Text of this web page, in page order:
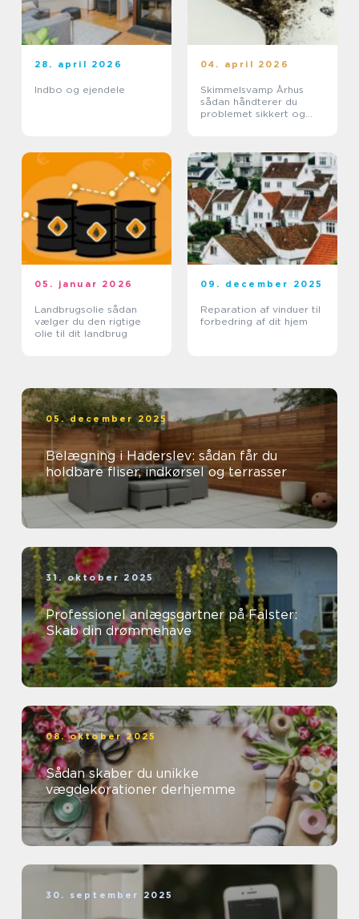
28. april 2026
Indbo og ejendele
04. april 2026
Skimmelsvamp Århus
sådan håndterer du
problemet sikkert og
05. januar 2026
Landbrugsolie sådan
vælger du den rigtige
olie til dit landbrug
09. december 2025
Reparation af vinduer til
forbedring af dit hjem
05. december 2025
Belægning i Haderslev: sådan får du
holdbare fliser, indkørsel og terrasser
31. oktober 2025
Professionel anlægsgartner på Falster:
Skab din drømmehave
08. oktober 2025
Sådan skaber du unikke
vægdekorationer derhjemme
30. september 2025